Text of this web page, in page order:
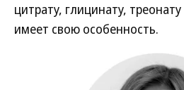
цитрату, глицинату,
имеет свою особенность.